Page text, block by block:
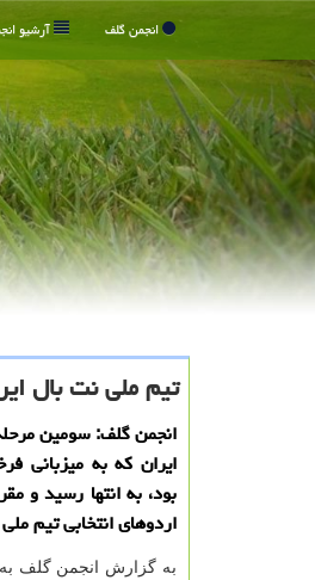
انجمن گلف آرشیو
تیم ملی نت بال
انجمن گلف: سومین
ایران که به میزبانی
بود، به انتها رسید و
اردوهای انتخابی تیم
به گزارش انجمن گلف به